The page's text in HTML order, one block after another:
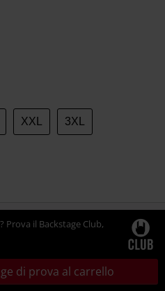
XXL 3XL
Prova il Backstage Club,
di prova al carrello